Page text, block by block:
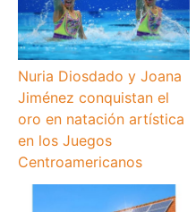
Nuria Diosdado y Joana
Jiménez conquistan el
oro en natación artística
en los Juegos
Centroamericanos